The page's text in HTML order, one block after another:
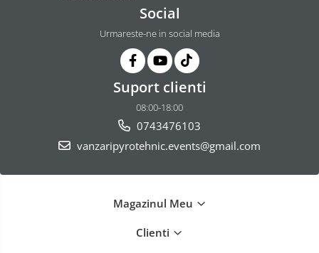
Social
Urmareste-ne in social media
Suport clienti
08:00-18:00
0743476103
vanzaripyrotehnic.events@gmail.com
Magazinul Meu
Clienti